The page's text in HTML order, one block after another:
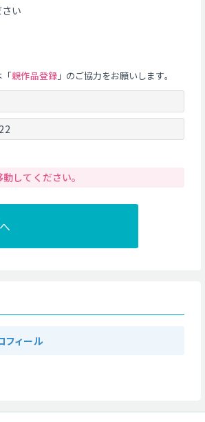
い
「親作品登録」のご協力をお願いします。
してください。
フィール